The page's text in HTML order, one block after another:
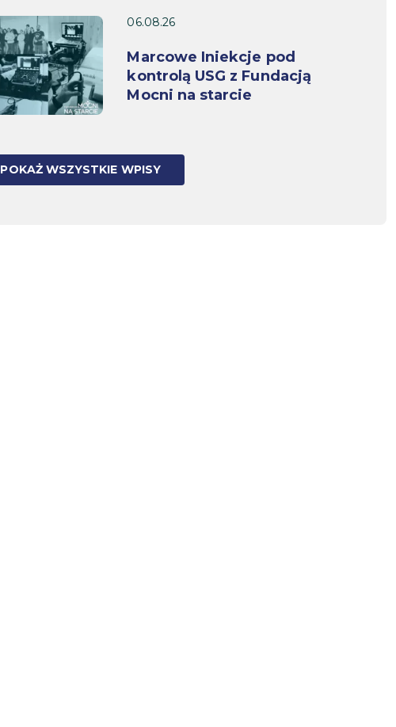
06.08.26
Marcowe Iniekcje pod
kontrolą USG z Fundacją
Mocni na starcie
POKAŻ WSZYSTKIE WPISY